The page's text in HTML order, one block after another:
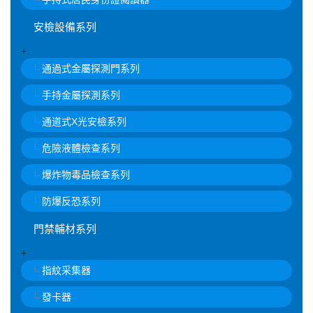
安檢設備系列
+
通過式金屬探測門系列
手持金屬探測系列
通道式X光安檢系列
危險液體檢查系列
爆炸物毒品檢查系列
防爆反恐系列
門禁輔材系列
+
指紋采集器
發卡器